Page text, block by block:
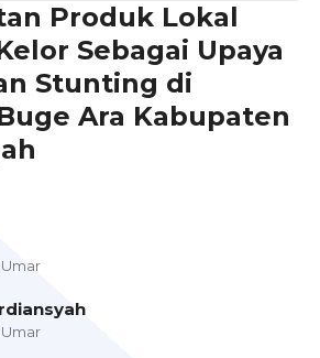
Produk Lokal
Sebagai Upaya
Stunting di
Ara Kabupaten